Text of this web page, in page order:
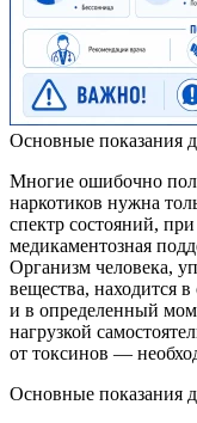
Основные показания
Многие ошибочно
наркотиков нужна
спектр состояний,
медикаментозная
Организм человека,
вещества, находится
и в определенный
нагрузкой
от токсинов —
Основные показания